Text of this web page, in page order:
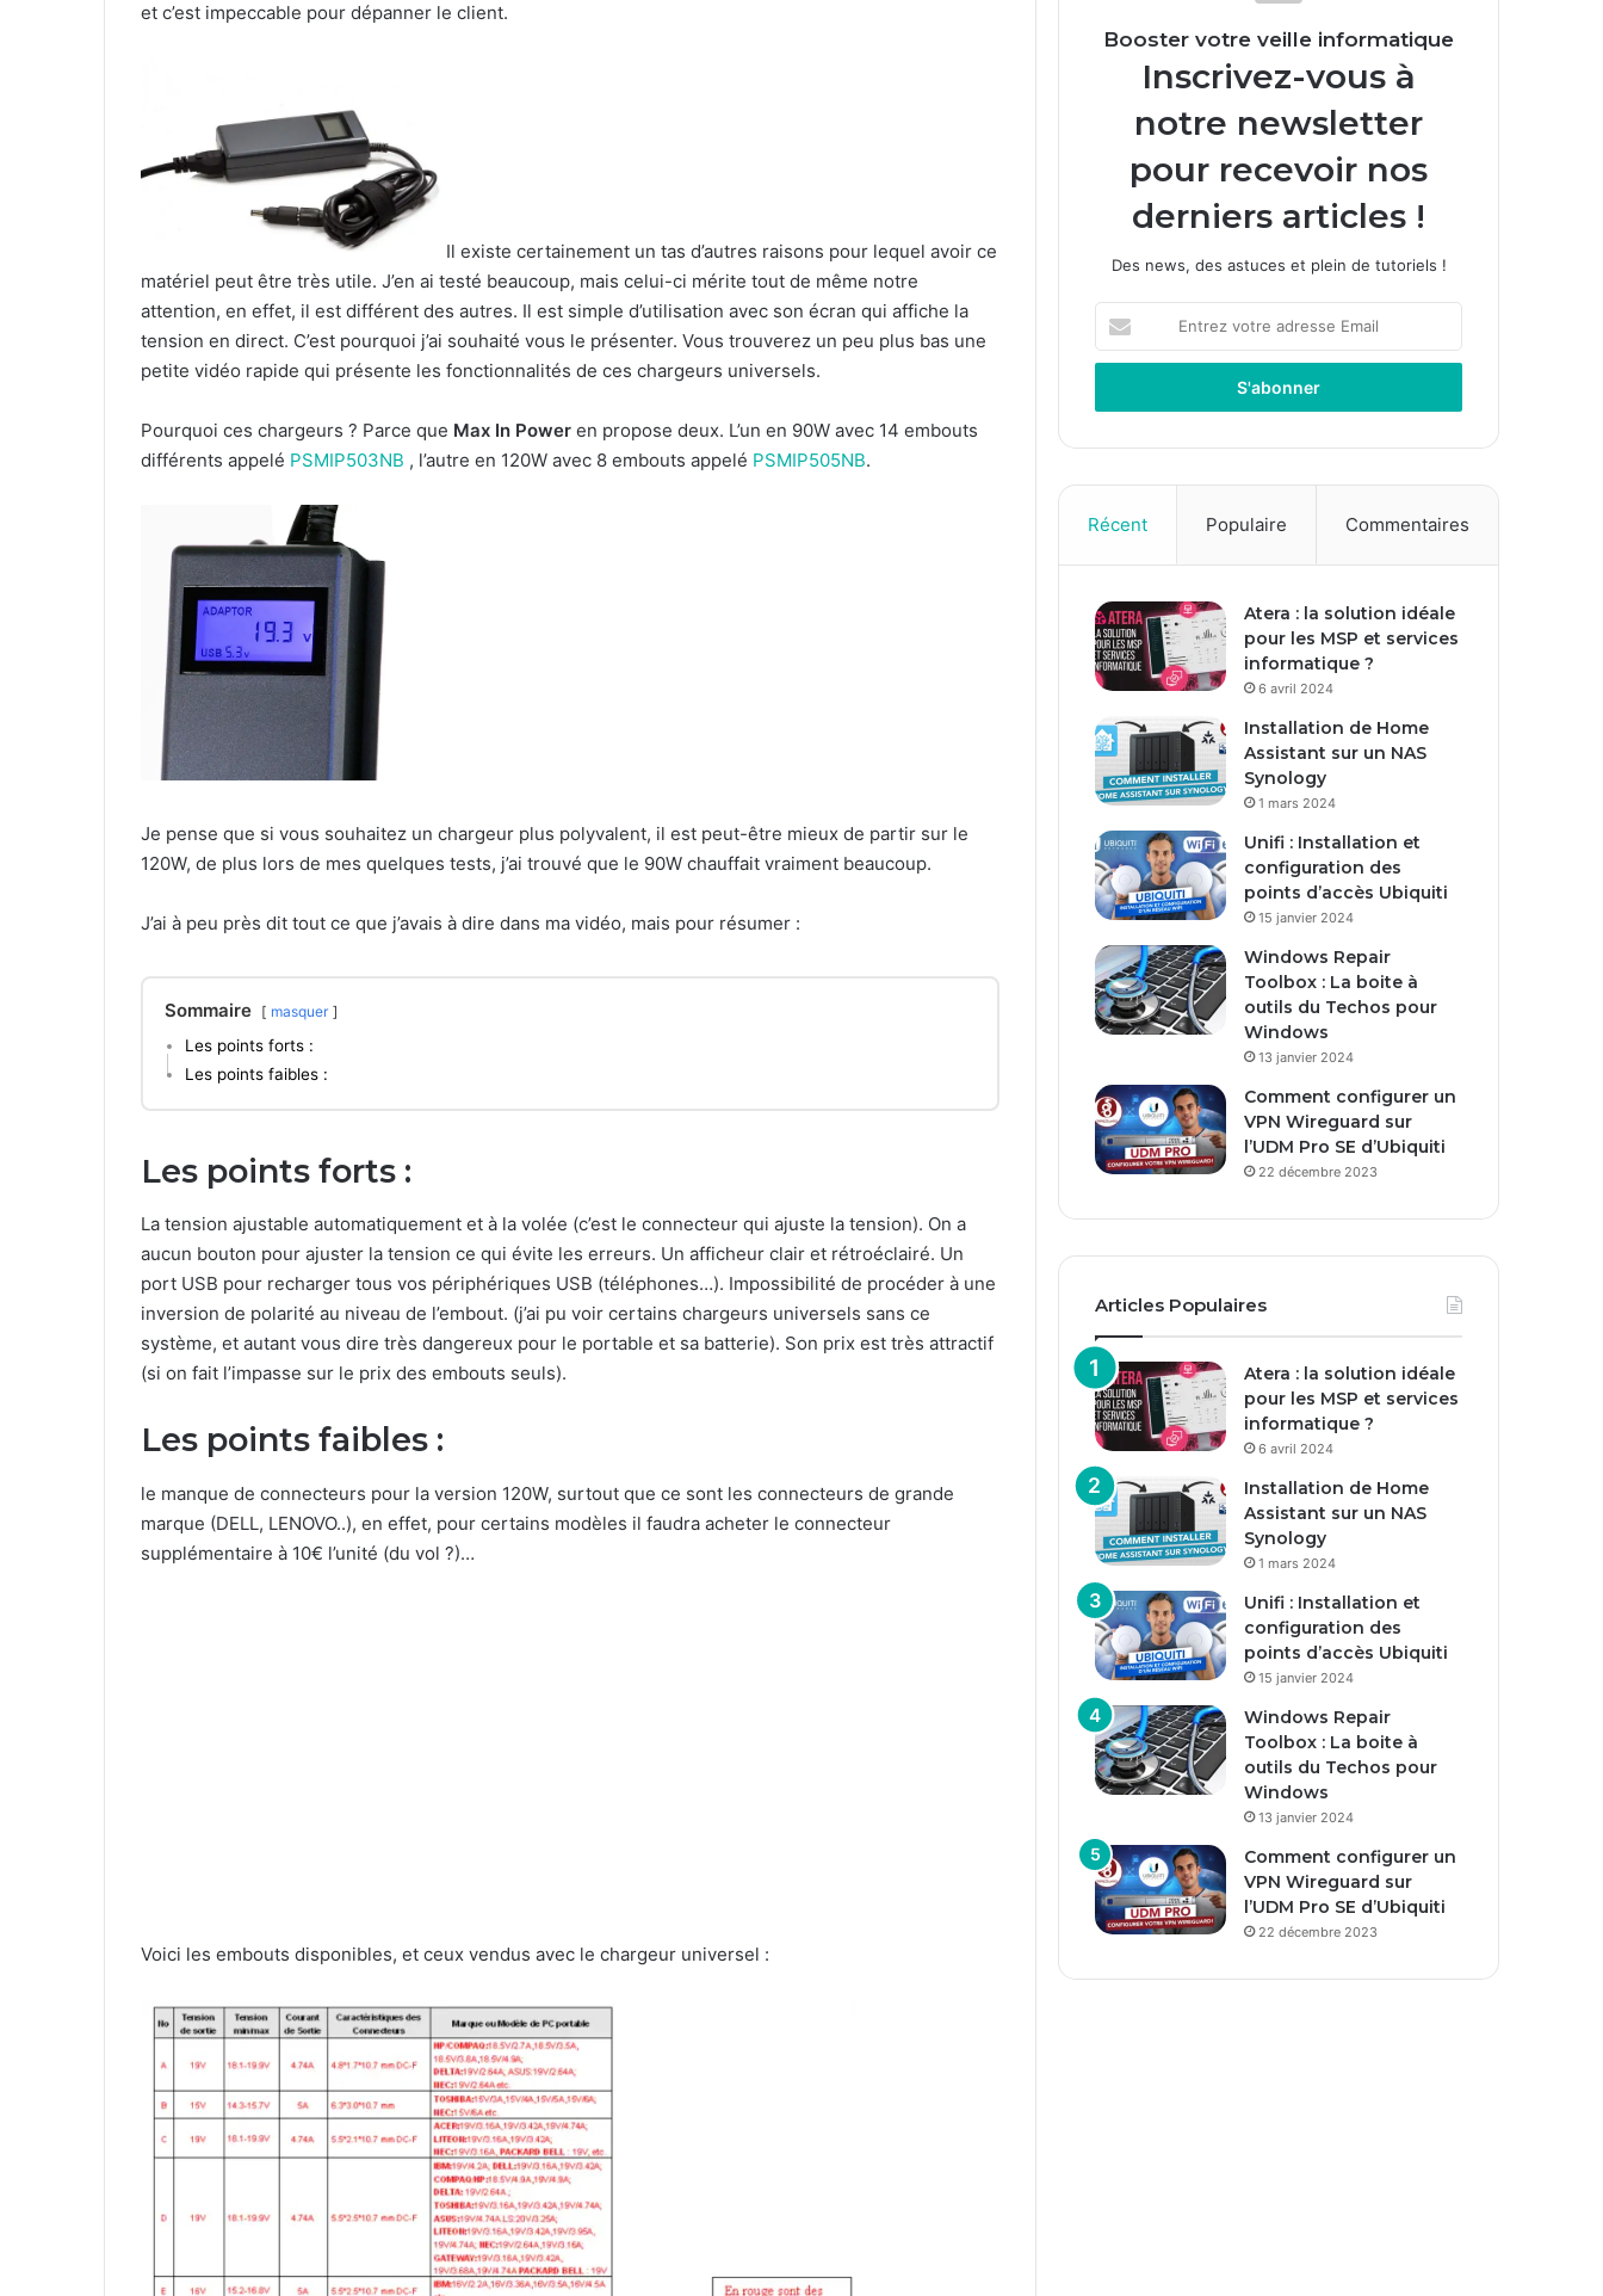
et c’est impeccable pour dépanner le client.
Il existe certainement un tas d’autres raisons pour lequel avoir ce
matériel peut être très utile. J’en ai testé beaucoup, mais celui-ci mérite tout de même notre
attention, en effet, il est différent des autres. Il est simple d’utilisation avec son écran qui affiche la
tension en direct. C’est pourquoi j’ai souhaité vous le présenter. Vous trouverez un peu plus bas une
petite vidéo rapide qui présente les fonctionnalités de ces chargeurs universels.
Pourquoi ces chargeurs ? Parce que Max In Power en propose deux. L’un en 90W avec 14 embouts
différents appelé PSMIP503NB , l’autre en 120W avec 8 embouts appelé PSMIP505NB.
Je pense que si vous souhaitez un chargeur plus polyvalent, il est peut-être mieux de partir sur le
120W, de plus lors de mes quelques tests, j’ai trouvé que le 90W chauffait vraiment beaucoup.
J’ai à peu près dit tout ce que j’avais à dire dans ma vidéo, mais pour résumer :
Sommaire masquer
Les points forts :
Les points faibles :
Les points forts :
La tension ajustable automatiquement et à la volée (c’est le connecteur qui ajuste la tension). On a
aucun bouton pour ajuster la tension ce qui évite les erreurs. Un afficheur clair et rétroéclairé. Un
port USB pour recharger tous vos périphériques USB (téléphones…). Impossibilité de procéder à une
inversion de polarité au niveau de l’embout. (j’ai pu voir certains chargeurs universels sans ce
système, et autant vous dire très dangereux pour le portable et sa batterie). Son prix est très attractif
(si on fait l’impasse sur le prix des embouts seuls).
Les points faibles :
le manque de connecteurs pour la version 120W, surtout que ce sont les connecteurs de grande
marque (DELL, LENOVO..), en effet, pour certains modèles il faudra acheter le connecteur
supplémentaire à 10€ l’unité (du vol ?)…
Voici les embouts disponibles, et ceux vendus avec le chargeur universel :
Booster votre veille informatique
Inscrivez-vous à
notre newsletter
pour recevoir nos
derniers articles !
Des news, des astuces et plein de tutoriels !
t
e
o
t
e
d
r
e
s
e
m
i
l
Récent Populaire Commentaires
Atera : la solution idéale
pour les MSP et services
informatique ?
6 avril 2024
Installation de Home
Assistant sur un NAS
Synology
1 mars 2024
Unifi : Installation et
configuration des
points d’accès Ubiquiti
15 janvier 2024
Windows Repair
Toolbox : La boite à
outils du Techos pour
Windows
13 janvier 2024
Comment configurer un
VPN Wireguard sur
l’UDM Pro SE d’Ubiquiti
22 décembre 2023
Articles Populaires
Atera : la solution idéale
pour les MSP et services
informatique ?
6 avril 2024
Installation de Home
Assistant sur un NAS
Synology
1 mars 2024
Unifi : Installation et
configuration des
points d’accès Ubiquiti
15 janvier 2024
Windows Repair
Toolbox : La boite à
outils du Techos pour
Windows
13 janvier 2024
Comment configurer un
VPN Wireguard sur
l’UDM Pro SE d’Ubiquiti
22 décembre 2023